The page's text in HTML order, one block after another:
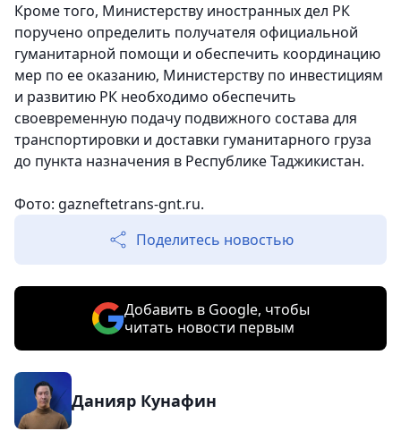
Кроме того, Министерству иностранных дел РК
поручено определить получателя официальной
гуманитарной помощи и обеспечить координацию
мер по ее оказанию, Министерству по инвестициям
и развитию РК необходимо обеспечить
своевременную подачу подвижного состава для
транспортировки и доставки гуманитарного груза
до пункта назначения в Республике Таджикистан.
Фото: gazneftetrans-gnt.ru.
Поделитесь новостью
Добавить в Google, чтобы
читать новости первым
Данияр Кунафин